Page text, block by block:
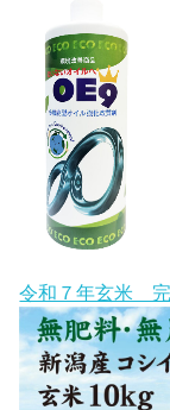
令和７年玄米